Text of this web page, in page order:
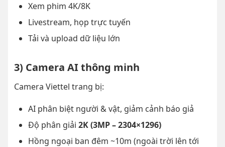
Xem phim 4K/8K
Livestream, họp trực tuyến
Tải và upload dữ liệu lớn
3) Camera AI thông minh
Camera Viettel trang bị:
AI phân biệt người & vật, giảm cảnh báo giả
Độ phân giải 2K (3MP – 2304×1296)
Hồng ngoại ban đêm ~10m (ngoài trời lên tới